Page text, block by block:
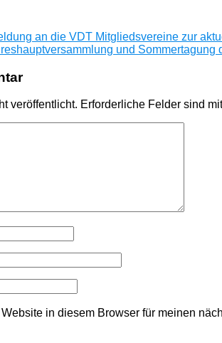
an die VDT Mitgliedsvereine zur
und
veröffentlicht. Erforderliche Felder sind
in diesem Browser für meinen